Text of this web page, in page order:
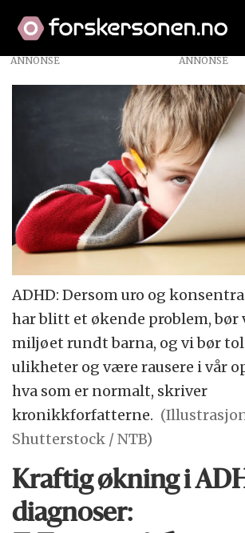
ANNONSE
ADHD: Dersom uro og
har blitt et økende problem, bør
miljøet rundt barna, og vi bør
ulikheter og være rausere i vår
hva som er normalt, skriver
kronikkforfatterne.
Shutterstock / NTB)
Kraftig økning i
diagnoser: